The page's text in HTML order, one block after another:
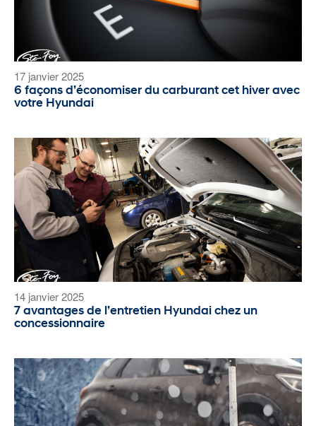
17 janvier 2025
6 façons d’économiser du carburant cet hiver avec
votre Hyundai
14 janvier 2025
7 avantages de l’entretien Hyundai chez un
concessionnaire